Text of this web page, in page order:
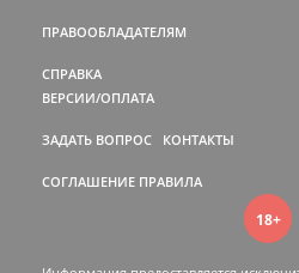
ПРАВООБЛАДАТЕЛЯМ
СПРАВКА
ВЕРСИИ/ОПЛАТА
ЗАДАТЬ ВОПРОС КОНТАКТЫ
СОГЛАШЕНИЕ ПРАВИЛА
18+